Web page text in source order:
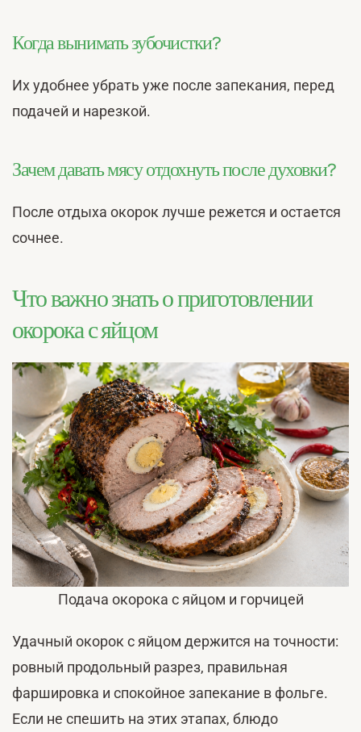
Когда вынимать зубочистки?
Их удобнее убрать уже после запекания, перед
подачей и нарезкой.
Зачем давать мясу отдохнуть после духовки?
После отдыха окорок лучше режется и остается
сочнее.
Что важно знать о приготовлении
окорока с яйцом
Подача окорока с яйцом и горчицей
Удачный окорок с яйцом держится на точности:
ровный продольный разрез, правильная
фаршировка и спокойное запекание в фольге.
Если не спешить на этих этапах, блюдо